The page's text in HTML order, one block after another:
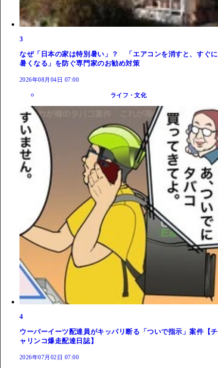
3
なぜ「日本の家は特別暑い」？ 「エアコンを消すと、すぐに
暑くなる」を防ぐ専門家のお勧め対策
2026年08月04日 07:00
ライフ・文化
4
ウーバーイーツ配達員がキッパリ断る「ついで指示」案件【チ
ャリンコ爆走配達日誌】
2026年07月02日 07:00